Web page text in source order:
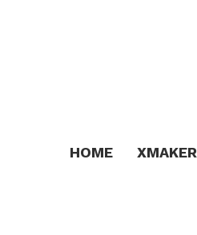
HOME XMAKER